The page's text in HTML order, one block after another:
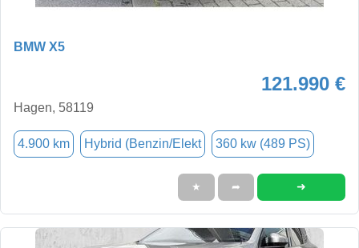
BMW X5
121.990 €
Hagen, 58119
4.900 km Hybrid (Benzin/Elekt 360 kw (489 PS)
★ ➦ ➜